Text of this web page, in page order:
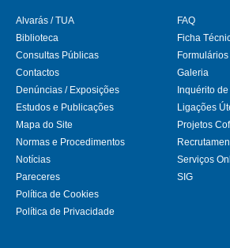
Alvarás / TUA
Biblioteca
Consultas Públicas
Contactos
Denúncias / Exposições
Estudos e Publicações
FAQ
Ficha
Formulários
Galeria
Inquérito
Ligações
Mapa do Site
Normas e Procedimentos
Notícias
Pareceres
Política de Cookies
Política de Privacidade
Projetos
Serviços
SIG